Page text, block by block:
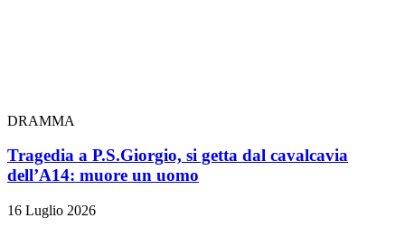
DRAMMA
Tragedia a P.S.Giorgio, si getta dal cavalcavia
dell’A14: muore un uomo
16 Luglio 2026